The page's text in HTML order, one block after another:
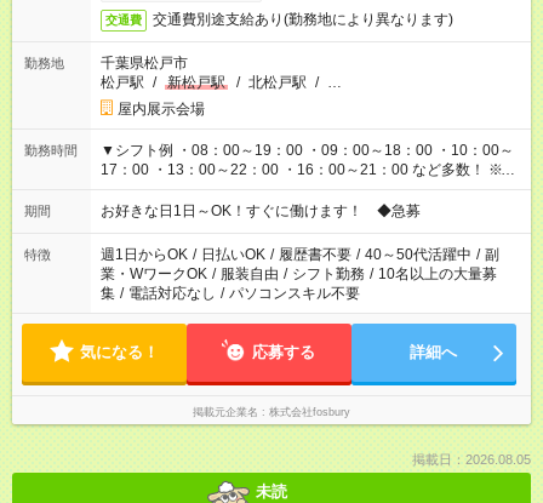
交通費 交通費別途支給あり(勤務地により異なります)
勤務地
千葉県松戸市
松戸駅 / 新松戸駅 / 北松戸駅 / …
屋内展示会場
勤務時間
▼シフト例 ・08：00～19：00 ・09：00～18：00 ・10：00～
17：00 ・13：00～22：00 ・16：00～21：00 など多数！ ※お
仕事により勤務時間が異なります
期間 お好きな日1日～OK！すぐに働けます！ ◆急募
特徴 週1日からOK / 日払いOK / 履歴書不要 / 40～50代活躍中 / 副
業・WワークOK / 服装自由 / シフト勤務 / 10名以上の大量募
集 / 電話対応なし / パソコンスキル不要
気になる！ 応募する 詳細へ
掲載元企業名 株式会社fosbury
掲載日：2026.08.05
未読